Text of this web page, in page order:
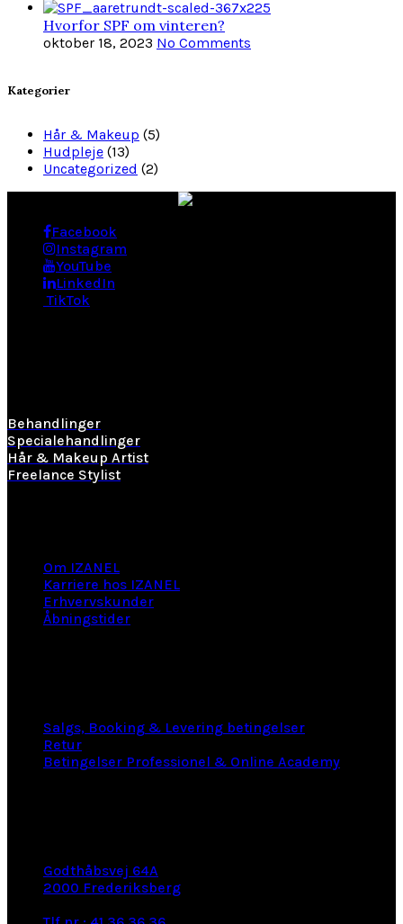
Hvorfor SPF om vinteren?
oktober 18, 2023 No Comments
Kategorier
Hår & Makeup (5)
Hudpleje (13)
Uncategorized (2)
Facebook
Instagram
YouTube
LinkedIn
TikTok
Behandlinger
Specialehandlinger
Hår & Makeup Artist
Freelance Stylist
Om IZANEL
Karriere hos IZANEL
Erhvervskunder
Åbningstider
Salgs, Booking & Levering betingelser
Retur
Betingelser Professionel & Online Academy
Godthåbsvej 64A
2000 Frederiksberg